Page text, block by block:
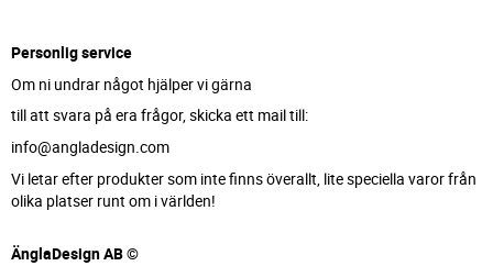
Personlig service
Om ni undrar något hjälper vi gärna
till att svara på era frågor, skicka ett mail till:
info@angladesign.com
Vi letar efter produkter som inte finns överallt, lite speciella varor från
olika platser runt om i världen!
ÄnglaDesign AB ©